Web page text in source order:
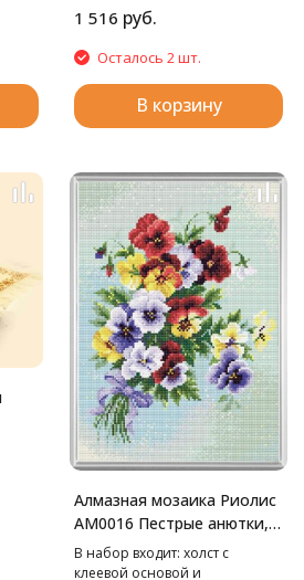
стилус, воск, маркированные
пакетики со стразами. Cтразы
квадратные: 20 цветов
1 516 руб.
Осталось 2 шт.
В корзину
Алмазная мозаика Риолис
АМ0016 Пестрые анютки,
27*38 см
В набор входит: холст с
клеевой основой и